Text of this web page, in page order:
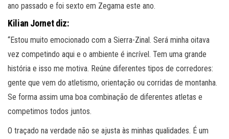
ano passado e foi sexto em Zegama este ano.
Kilian Jornet diz:
“Estou muito emocionado com a Sierra-Zinal. Será minha oitava
vez competindo aqui e o ambiente é incrível. Tem uma grande
história e isso me motiva. Reúne diferentes tipos de corredores:
gente que vem do atletismo, orientação ou corridas de montanha.
Se forma assim uma boa combinação de diferentes atletas e
competimos todos juntos.
O traçado na verdade não se ajusta às minhas qualidades. É um